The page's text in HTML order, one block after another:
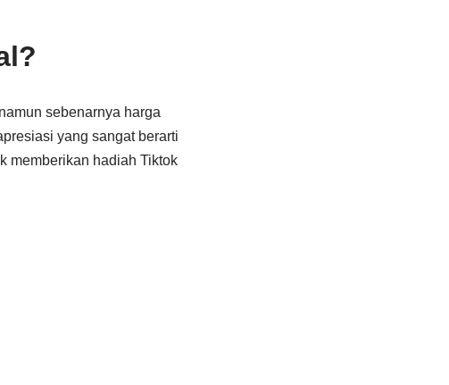
sebenarnya harga
yang sangat berarti
memberikan hadiah Tiktok